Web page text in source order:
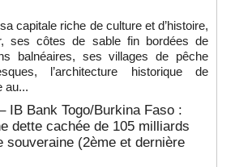
capitale riche de culture et d’histoire,
ses côtes de sable fin bordées de
balnéaires, ses villages de pêche
l’architecture historique de
au...
IB Bank Togo/Burkina Faso :
dette cachée de 105 milliards
souveraine (2ème et dernière